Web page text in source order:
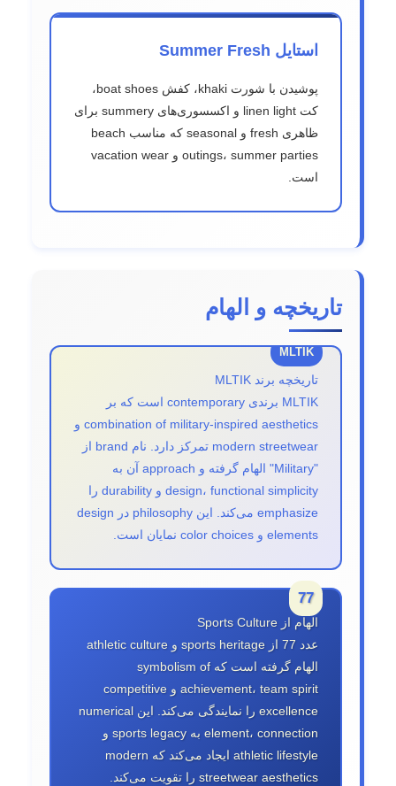
استایل Summer Fresh
پوشیدن با شورت khaki، کفش boat shoes،
کت linen light و اکسسوری‌های summery برای
ظاهری fresh و seasonal که مناسب beach
outings، summer parties و vacation wear
است.
تاریخچه و الهام
تاریخچه برند MLTIK
MLTIK برندی contemporary است که بر
combination of military-inspired aesthetics و
modern streetwear تمرکز دارد. نام brand از
"Military" الهام گرفته و approach آن به
design، functional simplicity و durability را
emphasize می‌کند. این philosophy در design
elements و color choices نمایان است.
الهام از Sports Culture
عدد 77 از sports heritage و athletic culture
الهام گرفته است که symbolism of
achievement، team spirit و competitive
excellence را نمایندگی می‌کند. این numerical
element، connection به sports legacy و
athletic lifestyle ایجاد می‌کند که modern
streetwear aesthetics را تقویت می‌کند.